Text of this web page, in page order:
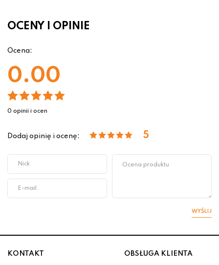
OCENY I OPINIE
Ocena:
0.00
0 opinii i ocen
Dodaj opinię i ocenę: 5
WYŚLIJ
KONTAKT OBSŁUGA KLIENTA